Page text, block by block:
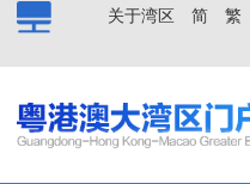
繁
简
关于湾区